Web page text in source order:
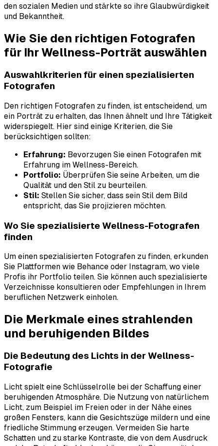
den sozialen Medien und stärkte so ihre Glaubwürdigkeit
und Bekanntheit.
Wie Sie den richtigen Fotografen
für Ihr Wellness-Porträt auswählen
Auswahlkriterien für einen spezialisierten
Fotografen
Den richtigen Fotografen zu finden, ist entscheidend, um
ein Porträt zu erhalten, das Ihnen ähnelt und Ihre Tätigkeit
widerspiegelt. Hier sind einige Kriterien, die Sie
berücksichtigen sollten:
Erfahrung: Bevorzugen Sie einen Fotografen mit
Erfahrung im Wellness-Bereich.
Portfolio: Überprüfen Sie seine Arbeiten, um die
Qualität und den Stil zu beurteilen.
Stil: Stellen Sie sicher, dass sein Stil dem Bild
entspricht, das Sie projizieren möchten.
Wo Sie spezialisierte Wellness-Fotografen
finden
Um einen spezialisierten Fotografen zu finden, erkunden
Sie Plattformen wie Behance oder Instagram, wo viele
Profis ihr Portfolio teilen. Sie können auch spezialisierte
Verzeichnisse konsultieren oder Empfehlungen in Ihrem
beruflichen Netzwerk einholen.
Die Merkmale eines strahlenden
und beruhigenden Bildes
Die Bedeutung des Lichts in der Wellness-
Fotografie
Licht spielt eine Schlüsselrolle bei der Schaffung einer
beruhigenden Atmosphäre. Die Nutzung von natürlichem
Licht, zum Beispiel im Freien oder in der Nähe eines
großen Fensters, kann die Gesichtszüge mildern und eine
friedliche Stimmung erzeugen. Vermeiden Sie harte
Schatten und zu starke Kontraste, die von dem Ausdruck